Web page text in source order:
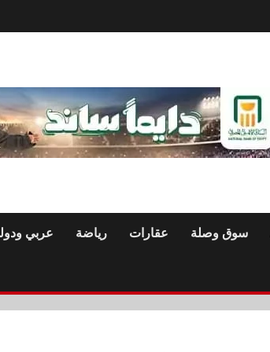
سوق وصلة عقارات رياضة عربي